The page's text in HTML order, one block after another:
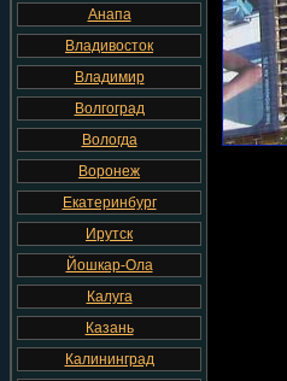
Анапа
Владивосток
Владимир
Волгоград
Вологда
Воронеж
Екатеринбург
Ирутск
Йошкар-Ола
Калуга
Казань
Калининград